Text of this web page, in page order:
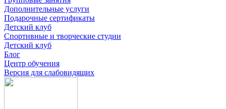
Дополнительные услуги
Подарочные сертификаты
Детский клуб
Спортивные и творческие студии
Детский клуб
Блог
Центр обучения
Версия для слабовидящих